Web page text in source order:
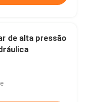
de alta pressão